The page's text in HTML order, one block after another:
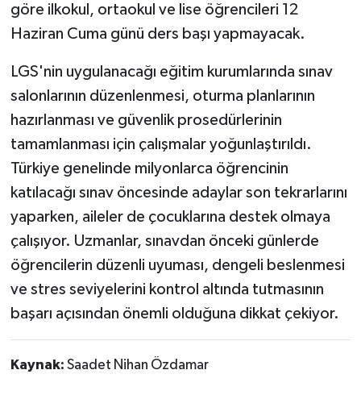
göre ilkokul, ortaokul ve lise öğrencileri 12
Haziran Cuma günü ders başı yapmayacak.
LGS'nin uygulanacağı eğitim kurumlarında sınav
salonlarının düzenlenmesi, oturma planlarının
hazırlanması ve güvenlik prosedürlerinin
tamamlanması için çalışmalar yoğunlaştırıldı.
Türkiye genelinde milyonlarca öğrencinin
katılacağı sınav öncesinde adaylar son tekrarlarını
yaparken, aileler de çocuklarına destek olmaya
çalışıyor. Uzmanlar, sınavdan önceki günlerde
öğrencilerin düzenli uyuması, dengeli beslenmesi
ve stres seviyelerini kontrol altında tutmasının
başarı açısından önemli olduğuna dikkat çekiyor.
Kaynak: Saadet Nihan Özdamar